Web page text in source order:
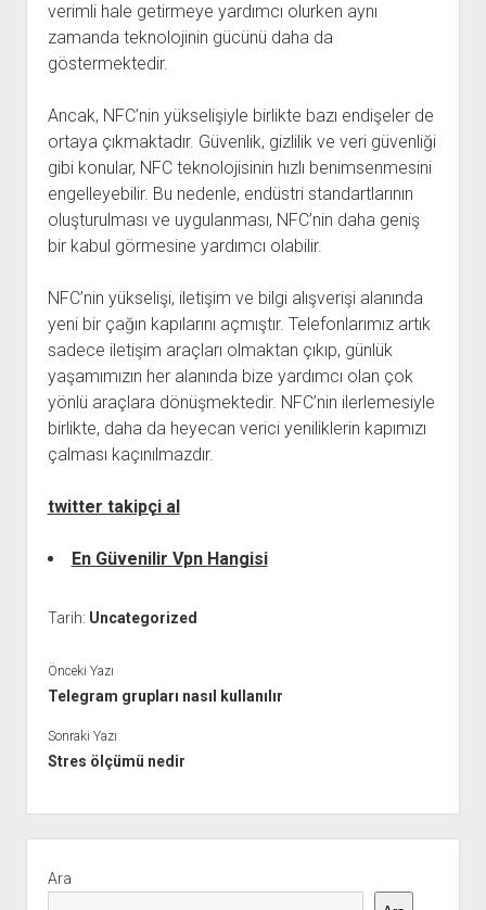
verimli hale getirmeye yardımcı olurken aynı
zamanda teknolojinin gücünü daha da
göstermektedir.
Ancak, NFC’nin yükselişiyle birlikte bazı endişeler de
ortaya çıkmaktadır. Güvenlik, gizlilik ve veri güvenliği
gibi konular, NFC teknolojisinin hızlı benimsenmesini
engelleyebilir. Bu nedenle, endüstri standartlarının
oluşturulması ve uygulanması, NFC’nin daha geniş
bir kabul görmesine yardımcı olabilir.
NFC’nin yükselişi, iletişim ve bilgi alışverişi alanında
yeni bir çağın kapılarını açmıştır. Telefonlarımız artık
sadece iletişim araçları olmaktan çıkıp, günlük
yaşamımızın her alanında bize yardımcı olan çok
yönlü araçlara dönüşmektedir. NFC’nin ilerlemesiyle
birlikte, daha da heyecan verici yeniliklerin kapımızı
çalması kaçınılmazdır.
twitter takipçi al
En Güvenilir Vpn Hangisi
Tarih: Uncategorized
Önceki Yazı
Telegram grupları nasıl kullanılır
Sonraki Yazı
Stres ölçümü nedir
Menü
Ara